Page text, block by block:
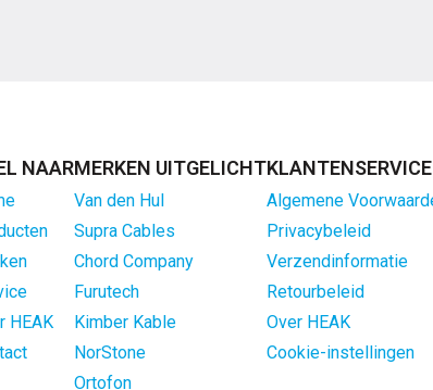
NAAR
HEAK
MERKEN UITGELICHT
Van den Hul
Supra Cables
Chord Company
Furutech
Kimber Kable
NorStone
Ortofon
KLANTENSERVICE
Algemene
Privacybeleid
Verzendinformatie
Retourbeleid
Over HEAK
Cookie-instellingen